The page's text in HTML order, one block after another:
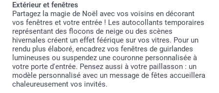
Extérieur et fenêtres
Partagez la magie de Noël avec vos voisins en décorant
vos fenêtres et votre entrée ! Les autocollants temporaires
représentant des flocons de neige ou des scènes
hivernales créent un effet féérique sur vos vitres. Pour un
rendu plus élaboré, encadrez vos fenêtres de guirlandes
lumineuses ou suspendez une couronne personnalisée à
votre porte d'entrée. Pensez aussi à votre paillasson : un
modèle personnalisé avec un message de fêtes accueillera
chaleureusement vos invités.